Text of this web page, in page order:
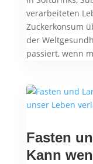
verarbeiteten
Zuckerkonsum
der
passiert, wenn
Fasten
Kann